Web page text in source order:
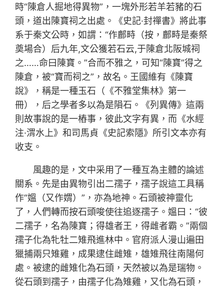
時“陳倉人掘地得異物”，一塊外形若羊若豬的石
頭，道出陳寶祠之出處。《史記·封禪書》將此事
系于秦文公時，如謂：“作鄜畤（按，鄜畤是秦祭
奠場合）后九年,文公獲若石云,于陳倉北阪城祠
之……命曰陳寶。”合而不雅之，可知“陳寶”得之
陳倉，被“寶而祠之”，故名。王國維有《陳寶
說》，稱是一種玉石（《不雅堂集林》第一
冊），后之學者多以為是隕石。《列異傳》這兩
則故事說的是一樁事，彼此文字有異，而《水經
注·渭水上》和司馬貞《史記索隱》所引文本亦有
收支。
風趣的是，文中采用了一種互為主體的論述
關系。先是由異物引出二孺子，孺子說這工具稱
作“媼（又作媦）”，亦為地神。石頭被神靈化
了，人們轉而按石頭唆使往追逐孺子。媼曰：“彼
二孺子，名為陳寶；得雄者王，得雌者霸。”兩個
孺子化為牝牡二雉飛進林中。官府派人漫山遍田
獵捕兩只雉雞，成果逮住雌雉，雄雉飛往南陽何
處。被逮的雌雉化為石頭，天然被以為是瑞物。
從石頭到孺子，由孺子化為雉雞，又化為石頭，